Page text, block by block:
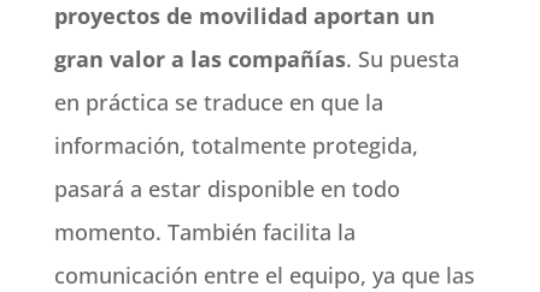
proyectos de movilidad aportan un
gran valor a las compañías. Su puesta
en práctica se traduce en que la
información, totalmente protegida,
pasará a estar disponible en todo
momento. También facilita la
comunicación entre el equipo, ya que las